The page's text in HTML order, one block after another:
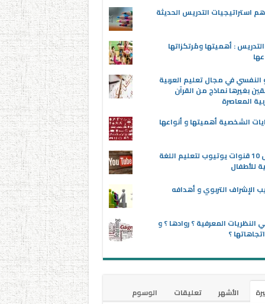
استراتيجيات التدريس الحديثة
: أهميتها ومُرتكزاتها
النفسي في مجال تعليم العربية
بغيرها نماذج من القرآن
المعاصرة
الشخصية أهميتها و أنواعها
أفضل 10 قنوات يوتيوب لتعليم اللغة
للأطفال
الإشراف التربوي و أهدافه
النظريات المعرفية ؟ روادها ؟ و
؟
الأشهر تعليقات
الوسوم